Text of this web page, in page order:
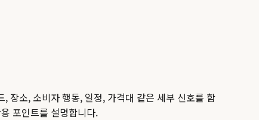
, 장소, 소비자 행동, 일정, 가격대 같은 세부 신호를 함
포인트를 설명합니다.